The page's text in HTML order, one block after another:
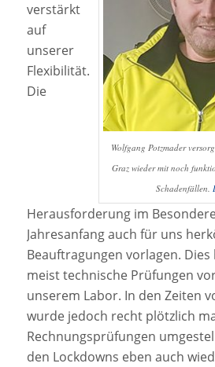
Wolfgang Potzmader
Graz wieder mit noch
Schadenfällen.
verstärkt
auf
unserer
Flexibilität.
Die
Herausforderung im
Jahresanfang auch für uns
Beauftragungen vorlagen.
meist technische Prüfungen
unserem Labor. In den Zeiten
wurde jedoch recht plötzlich
Rechnungsprüfungen
den Lockdowns eben auch